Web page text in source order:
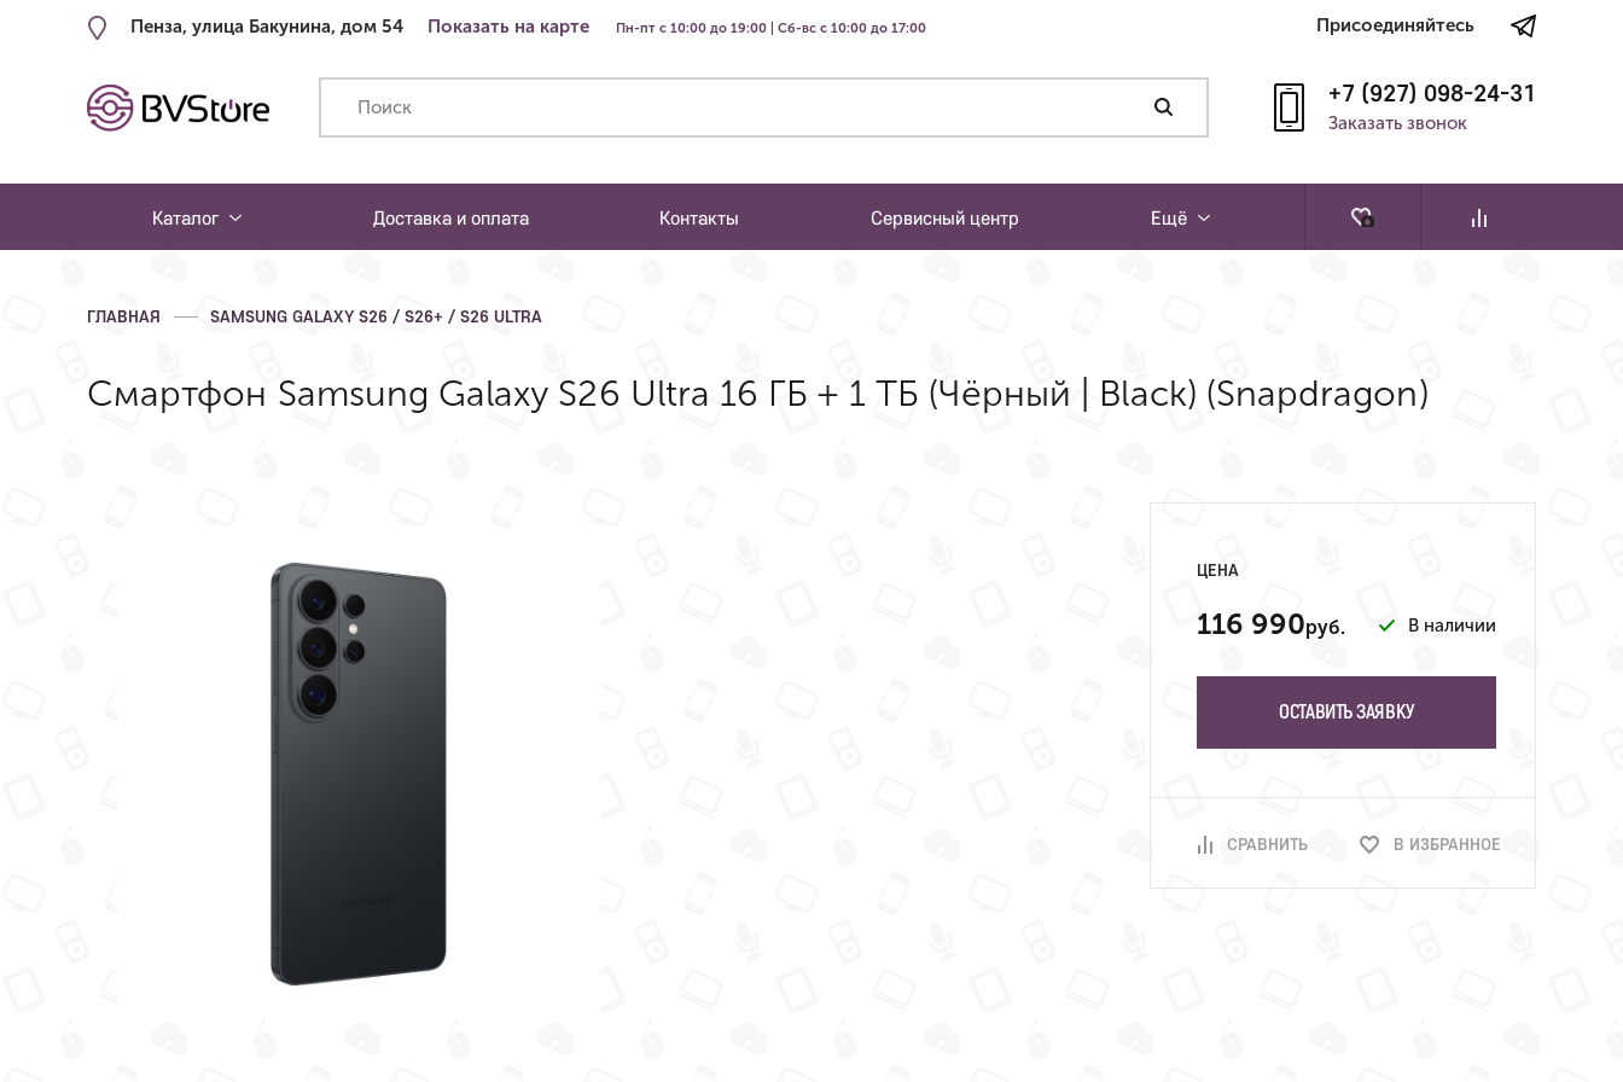
Пенза, улица Бакунина, дом 54 Показать на карте Пн-пт с 10:00 до 19:00 | Сб-вс с 10:00 до 17:00 Присоединяйтесь
+7 (927) 098-24-31
Заказать звонок
Каталог Доставка и оплата Контакты Сервисный центр Ещё
ГЛАВНАЯ SAMSUNG GALAXY S26 / S26+ / S26 ULTRA
Смартфон Samsung Galaxy S26 Ultra 16 ГБ + 1 ТБ (Чёрный | Black) (Snapdragon)
ЦЕНА
116 990руб. В наличии
ОСТАВИТЬ ЗАЯВКУ
СРАВНИТЬ В ИЗБРАННОЕ